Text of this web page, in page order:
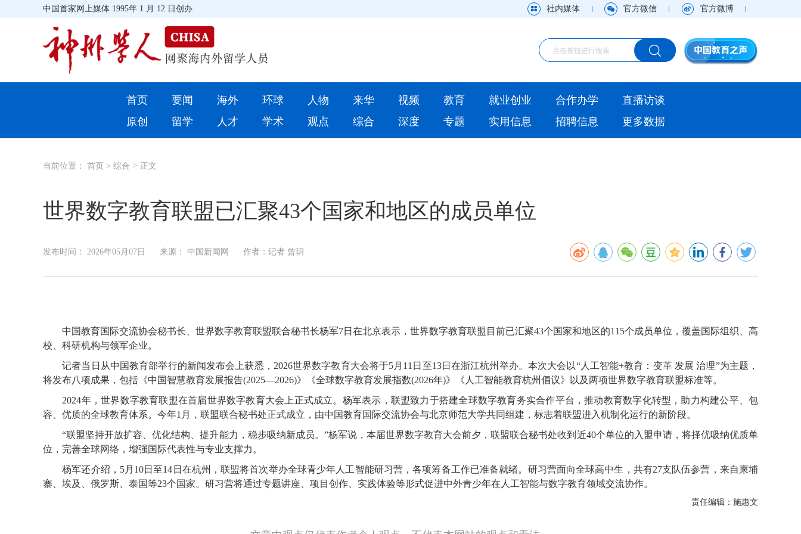
人物 来华
留学
招聘信息 更多数据
中国首家网上媒体 1995年 1 月 12 日创办 社内媒体 官方微信 官方微博
首页 要闻 海外 环球 人物 来华 视频 教育 就业创业 合作办学
直播访谈
原创
留学 人才 学术 观点 综合 深度 专题 实用信息 招聘信息 更多数据
当前位置： 首页 > 综合 > 正文
世界数字教育联盟已汇聚43个国家和地区的成员单位
发布时间： 2026年05月07日 来源： 中国新闻网 作者：记者 曾玥
中国教育国际交流协会秘书长、世界数字教育联盟联合秘书长杨军7日在北京表示，世界数字教育联盟目前已汇聚43个国家和地区的115个成员单位，覆盖国际组织、高
校、科研机构与领军企业。
记者当日从中国教育部举行的新闻发布会上获悉，2026世界数字教育大会将于5月11日至13日在浙江杭州举办。本次大会以“人工智能+教育：变革 发展 治理”为主题，
将发布八项成果，包括《中国智慧教育发展报告(2025—2026)》《全球数字教育发展指数(2026年)》《人工智能教育杭州倡议》以及两项世界数字教育联盟标准等。
2024年，世界数字教育联盟在首届世界数字教育大会上正式成立。杨军表示，联盟致力于搭建全球数字教育务实合作平台，推动教育数字化转型，助力构建公平、包
容、优质的全球教育体系。今年1月，联盟联合秘书处正式成立，由中国教育国际交流协会与北京师范大学共同组建，标志着联盟进入机制化运行的新阶段。
“联盟坚持开放扩容、优化结构、提升能力，稳步吸纳新成员。”杨军说，本届世界数字教育大会前夕，联盟联合秘书处收到近40个单位的入盟申请，将择优吸纳优质单
位，完善全球网络，增强国际代表性与专业支撑力。
杨军还介绍，5月10日至14日在杭州，联盟将首次举办全球青少年人工智能研习营，各项筹备工作已准备就绪。研习营面向全球高中生，共有27支队伍参营，来自柬埔
寨、埃及、俄罗斯、泰国等23个国家。研习营将通过专题讲座、项目创作、实践体验等形式促进中外青少年在人工智能与数字教育领域交流协作。
责任编辑：施惠文